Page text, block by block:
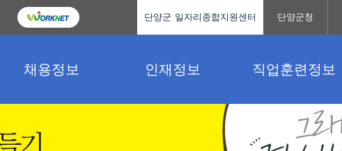
채용정보 인재정보 직업훈련정보
단양군 일자리종합지원센터 단양군청